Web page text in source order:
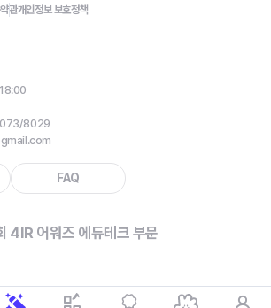
관개인정보 보호정책
8029
FAQ
어워즈 에듀테크 부문